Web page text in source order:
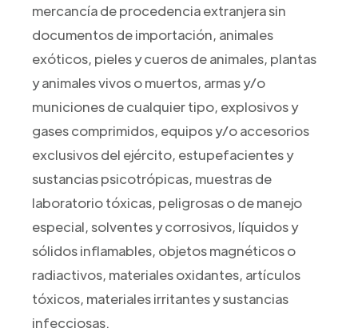
mercancía de procedencia extranjera sin
documentos de importación, animales
exóticos, pieles y cueros de animales, plantas
y animales vivos o muertos, armas y/o
municiones de cualquier tipo, explosivos y
gases comprimidos, equipos y/o accesorios
exclusivos del ejército, estupefacientes y
sustancias psicotrópicas, muestras de
laboratorio tóxicas, peligrosas o de manejo
especial, solventes y corrosivos, líquidos y
sólidos inflamables, objetos magnéticos o
radiactivos, materiales oxidantes, artículos
tóxicos, materiales irritantes y sustancias
infecciosas.